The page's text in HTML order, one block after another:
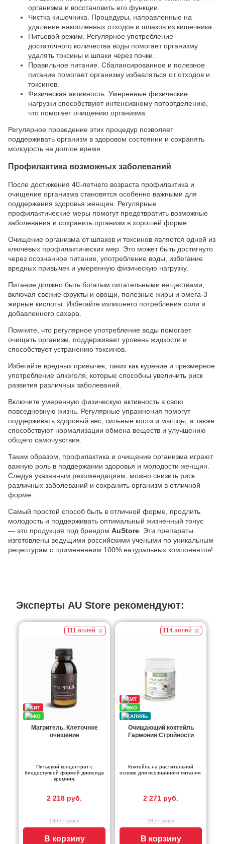
организма и восстановить его функции.
Чистка кишечника. Процедуры, направленные на
удаление накопленных отходов и шлаков из кишечника.
Питьевой режим. Регулярное употребление
достаточного количества воды помогает организму
удалять токсины и шлаки через почки.
Правильное питание. Сбалансированное и полезное
питание помогает организму избавляться от отходов и
токсинов.
Физическая активность. Умеренные физические
нагрузки способствуют интенсивному потоотделению,
что помогает очищению организма.
Регулярное проведение этих процедур позволяет
поддерживать организм в здоровом состоянии и сохранять
молодость на долгое время.
Профилактика возможных заболеваний
После достижения 40-летнего возраста профилактика и
очищение организма становятся особенно важными для
поддержания здоровья женщин. Регулярные
профилактические меры помогут предотвратить возможные
заболевания и сохранить организм в хорошей форме.
Очищение организма от шлаков и токсинов является одной из
ключевых профилактических мер. Это может быть достигнуто
через осознанное питание, употребление воды, избегание
вредных привычек и умеренную физическую нагрузку.
Питание должно быть богатым питательными веществами,
включая свежие фрукты и овощи, полезные жиры и омега-3
жирные кислоты. Избегайте излишнего потребления соли и
добавленного сахара.
Помните, что регулярное употребление воды помогает
очищать организм, поддерживает уровень жидкости и
способствует устранению токсинов.
Избегайте вредных привычек, таких как курение и чрезмерное
употребление алкоголя, которые способны увеличить риск
развития различных заболеваний.
Включите умеренную физическую активность в свою
повседневную жизнь. Регулярные упражнения помогут
поддерживать здоровый вес, сильные кости и мышцы, а также
способствуют нормализации обмена веществ и улучшению
общего самочувствия.
Таким образом, профилактика и очищение организма играют
важную роль в поддержании здоровья и молодости женщин.
Следуя указанным рекомендациям, можно снизить риск
различных заболеваний и сохранить организм в отличной
форме.
Самый простой способ быть в отличной форме, продлить
молодость и поддерживать оптимальный жизненный тонус
— это продукция под брендом AuStore . Эти препараты
изготовлены ведущими российскими учеными по уникальным
рецептурам с примененеим 100% натуральных компонентов!
Эксперты AU Store рекомендуют:
111 аплей
Магритель. Клеточное
очищение
Питьевой концентрат с
биодоступной формой диоксида
кремния.
2 218 руб.
135 отзывов
В корзину
114 аплей
Очищающий коктейль
Гармония Стройности
Коктейль на растительной
основе для осознанного питания.
2 271 руб.
28 отзывов
В корзину